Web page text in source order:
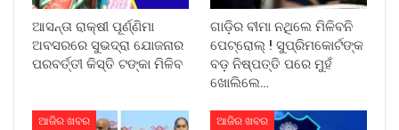
ଆସନ୍ତା ରାକ୍ଷୀ ପୂର୍ଣ୍ଣିମା
ଅବସରରେ ସୁଭଦ୍ରା ଯୋଜନାର
ପରବର୍ତ୍ତୀ କିସ୍ତି ଟଙ୍କା ମିଳିବ
ଗାଡ଼ିର ବୀମା ନଥିଲେ ମିଳିବନି
ପେଟ୍ରୋଲ୍ ! ସୁପ୍ରିମକୋର୍ଟଙ୍କ
ବଡ଼ ନିଷ୍ପତ୍ତି ପରେ ମୁହଁ
ଖୋଲିଲେ…
ଆଜିର ଖବର ଆଜିର ଖବର